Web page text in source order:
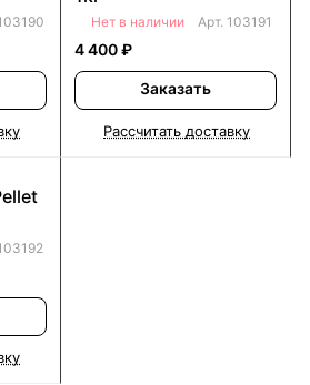
Нет в наличии Арт. 103191
4 400 ₽
Заказать
Рассчитать доставку